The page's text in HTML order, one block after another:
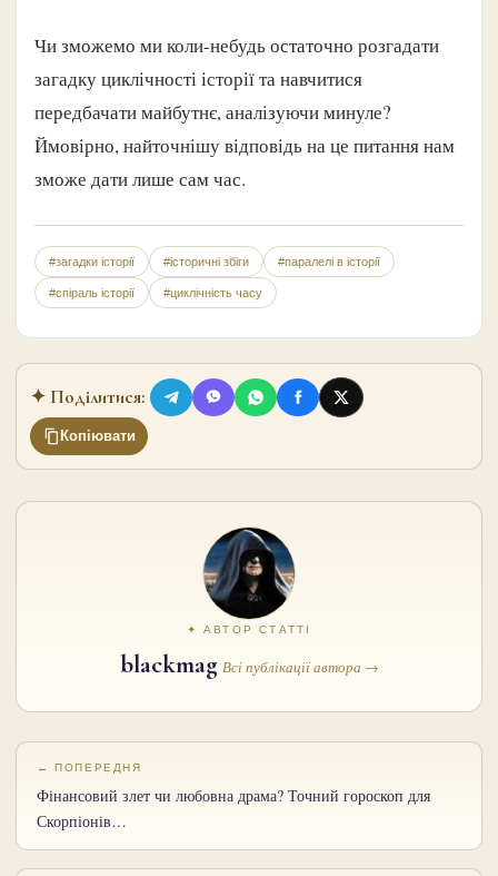
Чи зможемо ми коли-небудь остаточно розгадати
загадку циклічності історії та навчитися
передбачати майбутнє, аналізуючи минуле?
Ймовірно, найточнішу відповідь на це питання нам
зможе дати лише сам час.
#загадки історії #історичні збіги #паралелі в історії
#спіраль історії #циклічність часу
✦ Поділитися:
Копіювати
✦ АВТОР СТАТТІ
blackmag Всі публікації автора →
← ПОПЕРЕДНЯ
Фінансовий злет чи любовна драма? Точний гороскоп для
Скорпіонів…